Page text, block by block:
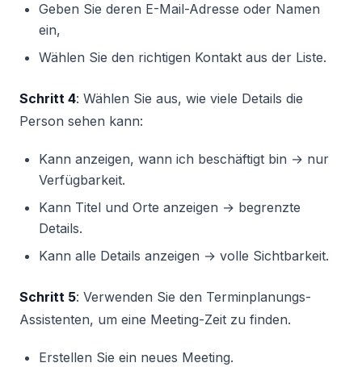
Geben Sie deren E-Mail-Adresse oder Namen
ein,
Wählen Sie den richtigen Kontakt aus der Liste.
Schritt 4: Wählen Sie aus, wie viele Details die
Person sehen kann:
Kann anzeigen, wann ich beschäftigt bin → nur
Verfügbarkeit.
Kann Titel und Orte anzeigen → begrenzte
Details.
Kann alle Details anzeigen → volle Sichtbarkeit.
Schritt 5: Verwenden Sie den Terminplanungs-
Assistenten, um eine Meeting-Zeit zu finden.
Erstellen Sie ein neues Meeting.